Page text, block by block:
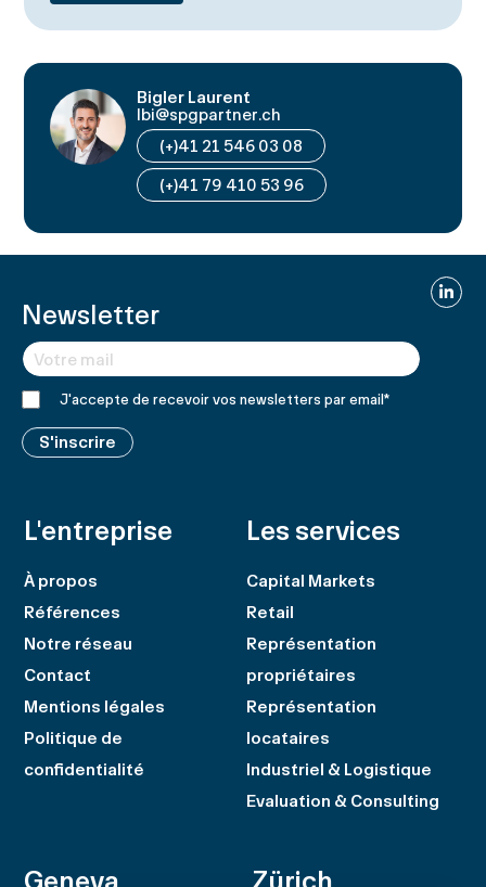
Bigler Laurent
lbi@spgpartner.ch
(+)41 21 546 03 08
(+)41 79 410 53 96
Newsletter
J'accepte de recevoir vos newsletters par email*
S'inscrire
Geneva Zürich
L'entreprise
À propos
Références
Notre réseau
Contact
Mentions légales
Politique de
confidentialité
Les services
Capital Markets
Retail
Représentation
propriétaires
Représentation
locataires
Industriel & Logistique
Evaluation & Consulting